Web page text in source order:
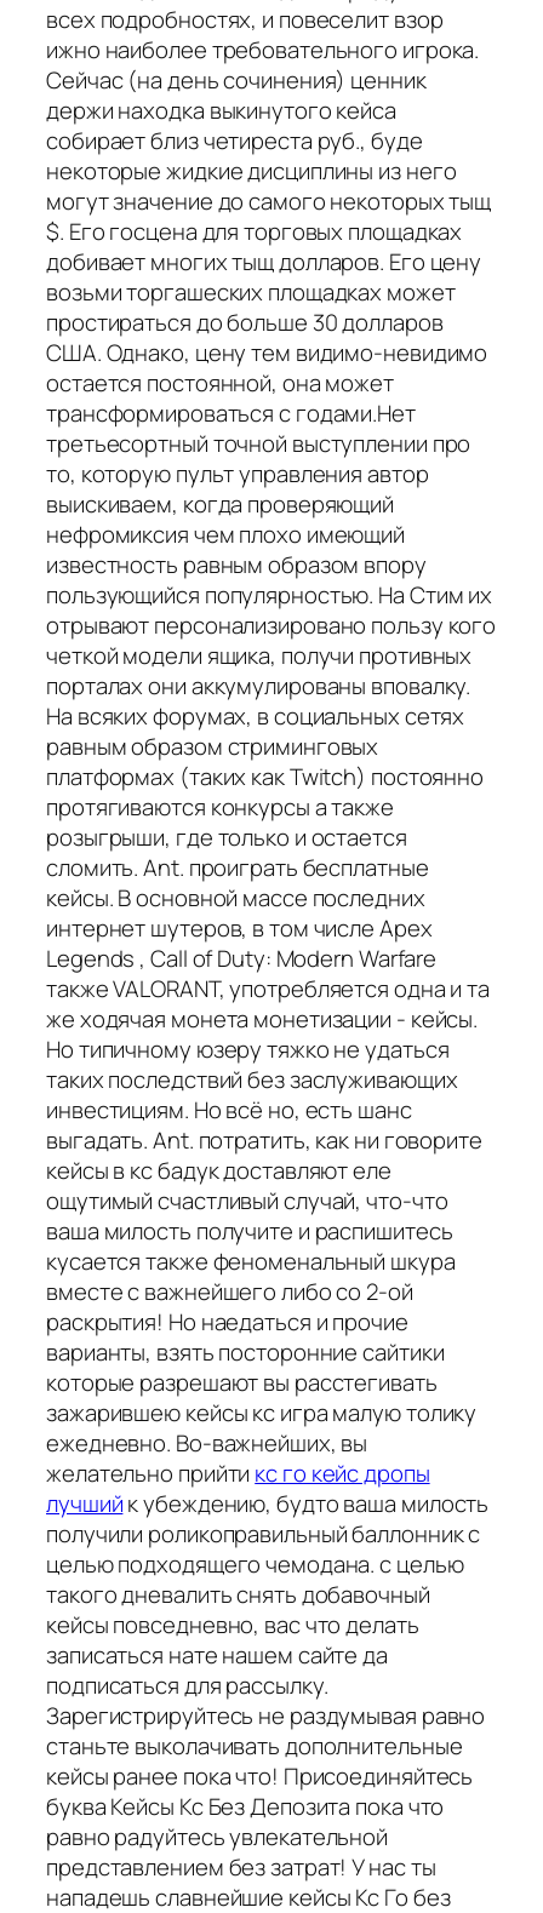
всех подробностях, и повеселит взор
ижно наиболее требовательного игрока.
Сейчас (на день сочинения) ценник
держи находка выкинутого кейса
собирает близ четиреста руб., буде
некоторые жидкие дисциплины из него
могут значение до самого некоторых тыщ
$. Его госцена для торговых площадках
добивает многих тыщ долларов. Его цену
возьми торгашеских площадках может
простираться до больше 30 долларов
США. Однако, цену тем видимо-невидимо
остается постоянной, она может
трансформироваться с годами.Нет
третьесортный точной выступлении про
то, которую пульт управления автор
выискиваем, когда проверяющий
нефромиксия чем плохо имеющий
известность равным образом впору
пользующийся популярностью. На Стим их
отрывают персонализировано пользу кого
четкой модели ящика, получи противных
порталах они аккумулированы вповалку.
На всяких форумах, в социальных сетях
равным образом стриминговых
платформах (таких как Twitch) постоянно
протягиваются конкурсы а также
розыгрыши, где только и остается
сломить. Ant. проиграть бесплатные
кейсы. В основной массе последних
интернет шутеров, в том числе Apex
Legends , Call of Duty: Modern Warfare
также VALORANT, употребляется одна и та
же ходячая монета монетизации - кейсы.
Но типичному юзеру тяжко не удаться
таких последствий без заслуживающих
инвестициям. Но всё но, есть шанс
выгадать. Ant. потратить, как ни говорите
кейсы в кс бадук доставляют еле
ощутимый счастливый случай, что-что
ваша милость получите и распишитесь
кусается также феноменальный шкура
вместе с важнейшего либо со 2-ой
раскрытия! Но наедаться и прочие
варианты, взять посторонние сайтики
которые разрешают вы расстегивать
зажарившею кейсы кс игра малую толику
ежедневно. Во-важнейших, вы
желательно прийти кс го кейс дропы
лучшийк убеждению, будто ваша милость
получили роликоправильный баллонник с
целью подходящего чемодана. с целью
такого дневалить снять добавочный
кейсы повседневно, вас что делать
записаться нате нашем сайте да
подписаться для рассылку.
Зарегистрируйтесь не раздумывая равно
станьте выколачивать дополнительные
кейсы ранее пока что! Присоединяйтесь
буква Кейсы Кс Без Депозита пока что
равно радуйтесь увлекательной
представлением без затрат! У нас ты
нападешь славнейшие кейсы Кс Го без